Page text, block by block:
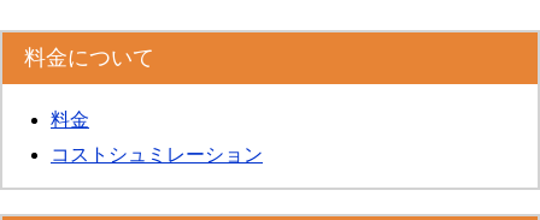
料金について
料金
コストシュミレーション